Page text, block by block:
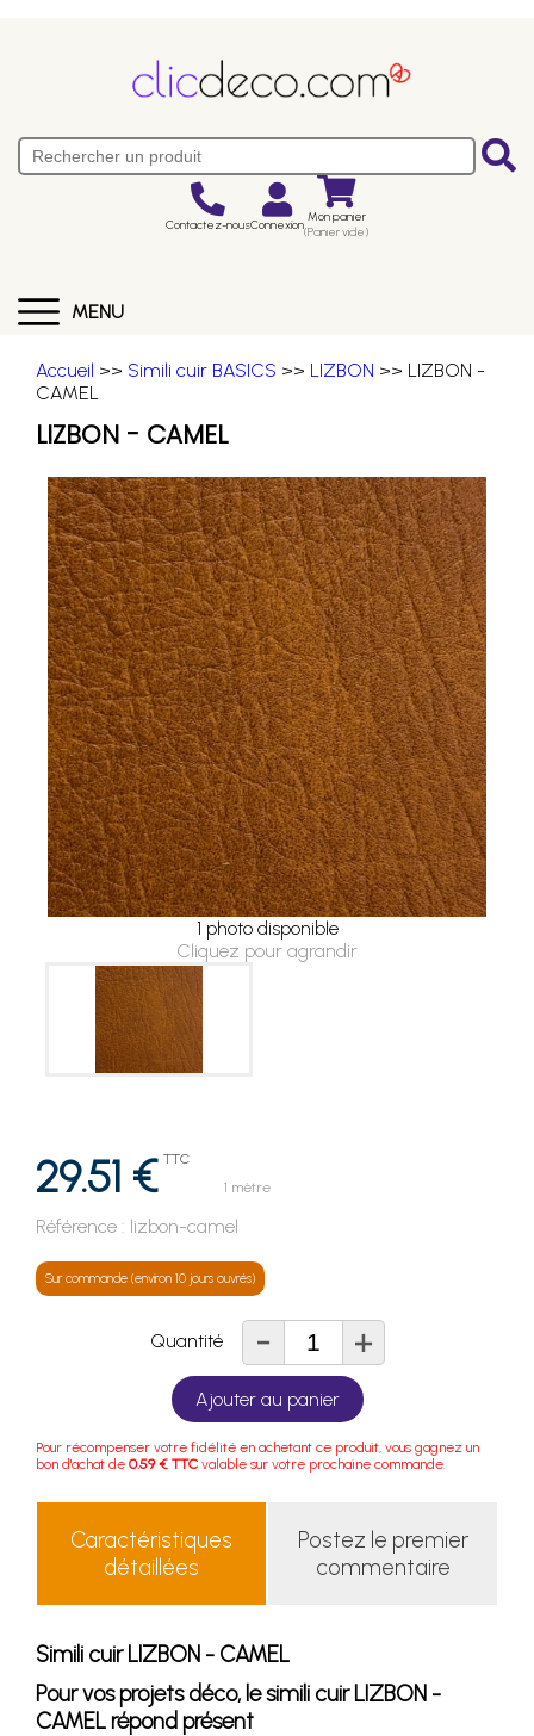
Contactez-nousConnexion Mon panier
(Panier vide)
MENU
Accueil >> Simili cuir BASICS >> LIZBON >> LIZBON -
CAMEL
LIZBON - CAMEL
1 photo disponible
Cliquez pour agrandir
29.51 € TTC
1 mètre
Référence : lizbon-camel
Sur commande (environ 10 jours ouvrés)
Quantité - +
Ajouter au panier
Pour récompenser votre fidélité en achetant ce produit, vous gagnez un
bon d'achat de 0.59 € TTC valable sur votre prochaine commande.
Caractéristiques
détaillées
Postez le premier
commentaire
Simili cuir LIZBON - CAMEL
Pour vos projets déco, le simili cuir LIZBON -
CAMEL répond présent